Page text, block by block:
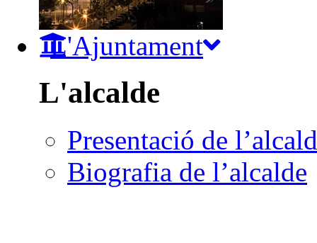
L'Ajuntament
L'alcalde
Presentació de
Biografia de l’alcalde